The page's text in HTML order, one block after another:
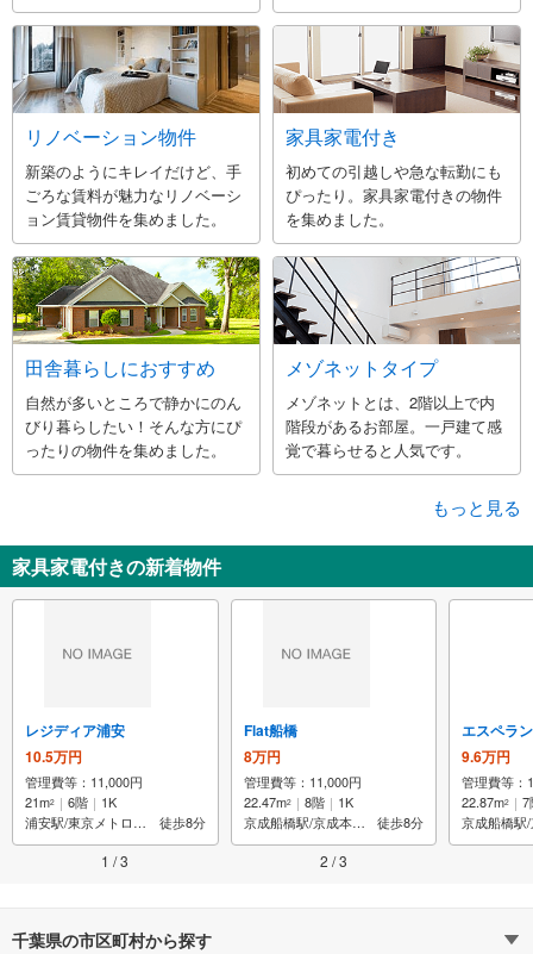
リノベーション物件
新築のようにキレイだけど、手
ごろな賃料が魅力なリノベーシ
ョン賃貸物件を集めました。
家具家電付き
初めての引越しや急な転勤にも
ぴったり。家具家電付きの物件
を集めました。
田舎暮らしにおすすめ
自然が多いところで静かにのん
びり暮らしたい！そんな方にぴ
ったりの物件を集めました。
メゾネットタイプ
メゾネットとは、2階以上で内
階段があるお部屋。一戸建て感
覚で暮らせると人気です。
もっと見る
家具家電付きの新着物件
レジディア浦安
10.5万円
管理費等：11,000円
21m2 6階
1K
浦安駅/東京メトロ東西線線
徒歩8分
1 / 3
Flat船橋
8万円
管理費等：11,000円
22.47m2 8階
1K
京成船橋駅/京成本線線
徒歩8分
2 / 3
エスペラ
9.6万円
管理費等：
22.87m2 7
千葉県の市区町村から探す